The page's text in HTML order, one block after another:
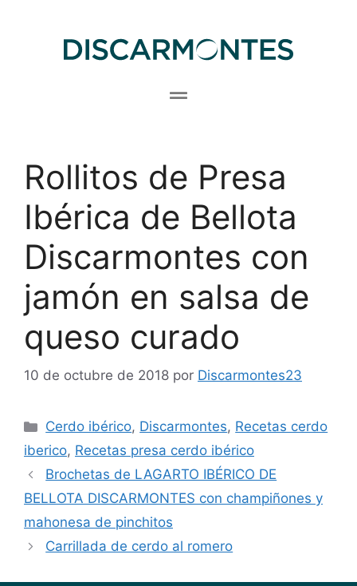
Rollitos de Presa
Ibérica de Bellota
Discarmontes con
jamón en salsa de
queso curado
10 de octubre de 2018 por Discarmontes23
Cerdo ibérico, Discarmontes, Recetas cerdo
iberico, Recetas presa cerdo ibérico
Brochetas de LAGARTO IBÉRICO DE
BELLOTA DISCARMONTES con champiñones y
mahonesa de pinchitos
Carrillada de cerdo al romero